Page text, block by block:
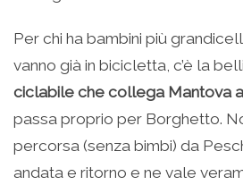
Per chi ha bambini più
vanno già in bicicletta, c’è la
ciclabile che collega Mantova
passa proprio per Borghetto.
percorsa (senza bimbi) da
andata e ritorno e ne vale